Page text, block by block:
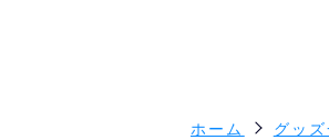
ホーム グッ